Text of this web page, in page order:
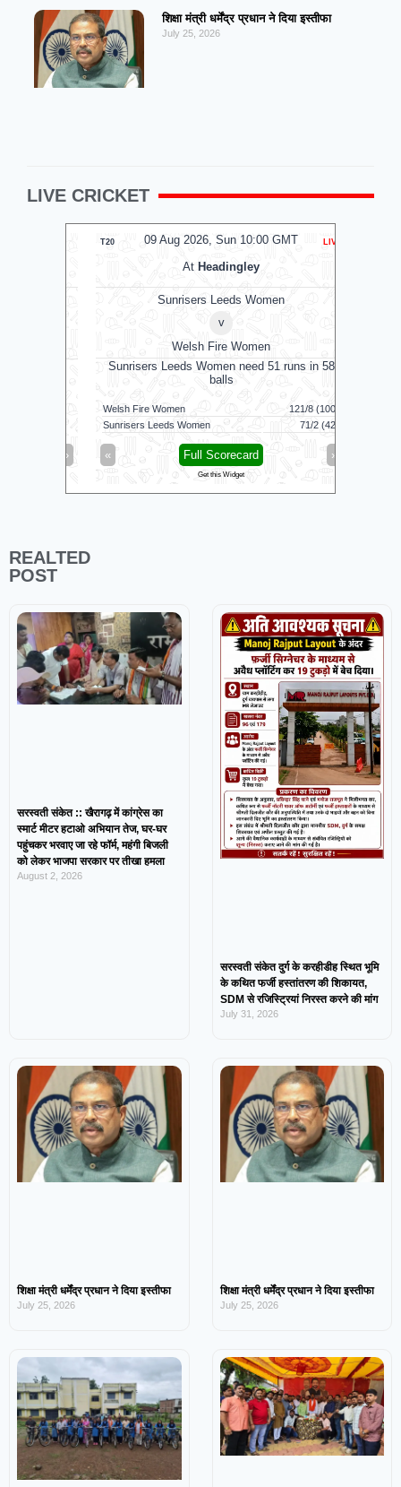
शिक्षा मंत्री धर्मेंद्र प्रधान ने दिया इस्तीफा
July 25, 2026
LIVE CRICKET
09 Aug 2026, Sun 10:00 GMT
Headingley
Sunrisers Leeds Women
Welsh Fire Women
Sunrisers Leeds Women need 51 runs in 58
balls
Welsh Fire Women
121/8 (100)
Sunrisers Leeds Women
71/2 (42)
Full Scorecard
Get this Widget
REALTED
POST
सरस्वती संकेत :: खैरागढ़ में कांग्रेस का
स्मार्ट मीटर हटाओ अभियान तेज, घर-घर
पहुंचकर भरवाए जा रहे फॉर्म, महंगी बिजली
को लेकर भाजपा सरकार पर तीखा हमला
August 2, 2026
सरस्वती संकेत दुर्ग के करहीडीह स्थित भूमि
के कथित फर्जी हस्तांतरण की शिकायत,
SDM से रजिस्ट्रियां निरस्त करने की मांग
July 31, 2026
शिक्षा मंत्री धर्मेंद्र प्रधान ने दिया इस्तीफा
July 25, 2026
शिक्षा मंत्री धर्मेंद्र प्रधान ने दिया इस्तीफा
July 25, 2026